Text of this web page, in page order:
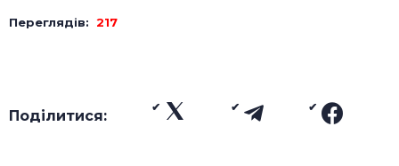
Переглядів: 217
Поділитися: